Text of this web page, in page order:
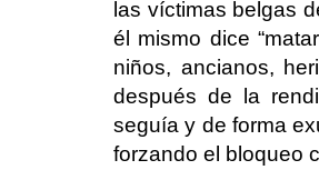
las víctimas belgas
él mismo dice
niños, ancianos,
después de la
seguía y de forma
forzando el bloqueo